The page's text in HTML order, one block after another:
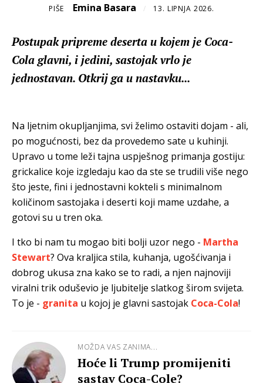
PIŠE Emina Basara / 13. LIPNJA 2026.
Postupak pripreme deserta u kojem je Coca-
Cola glavni, i jedini, sastojak vrlo je
jednostavan. Otkrij ga u nastavku...
Na ljetnim okupljanjima, svi želimo ostaviti dojam - ali,
po mogućnosti, bez da provedemo sate u kuhinji.
Upravo u tome leži tajna uspješnog primanja gostiju:
grickalice koje izgledaju kao da ste se trudili više nego
što jeste, fini i jednostavni kokteli s minimalnom
količinom sastojaka i deserti koji mame uzdahe, a
gotovi su u tren oka.
I tko bi nam tu mogao biti bolji uzor nego - Martha
Stewart? Ova kraljica stila, kuhanja, ugošćivanja i
dobrog ukusa zna kako se to radi, a njen najnoviji
viralni trik oduševio je ljubitelje slatkog širom svijeta.
To je - granita u kojoj je glavni sastojak Coca-Cola!
MOŽDA VAS ZANIMA...
Hoće li Trump promijeniti
sastav Coca-Cole?